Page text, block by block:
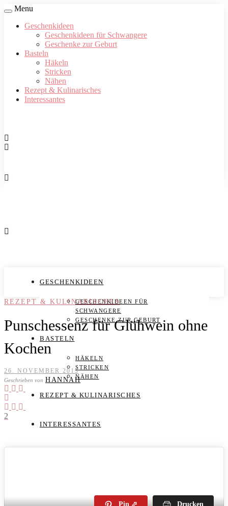
Menu
Geschenkideen
Geschenkideen für Schwangere
Geschenke zur Geburt
Basteln
Häkeln
Stricken
Nähen
Rezept & Kulinarisches
Interessantes
GESCHENKIDEEN
GESCHENKIDEEN FÜR
SCHWANGERE
GESCHENKE ZUR GEBURT
BASTELN
HÄKELN
STRICKEN
NÄHEN
REZEPT & KULINARISCHES
INTERESSANTES
REZEPT & KULINARISCHES
Punschessenz für Glühwein ohne
Kochen
26. NOVEMBER 2013
Geschrieben von HANNAH
2
Pin Drucken